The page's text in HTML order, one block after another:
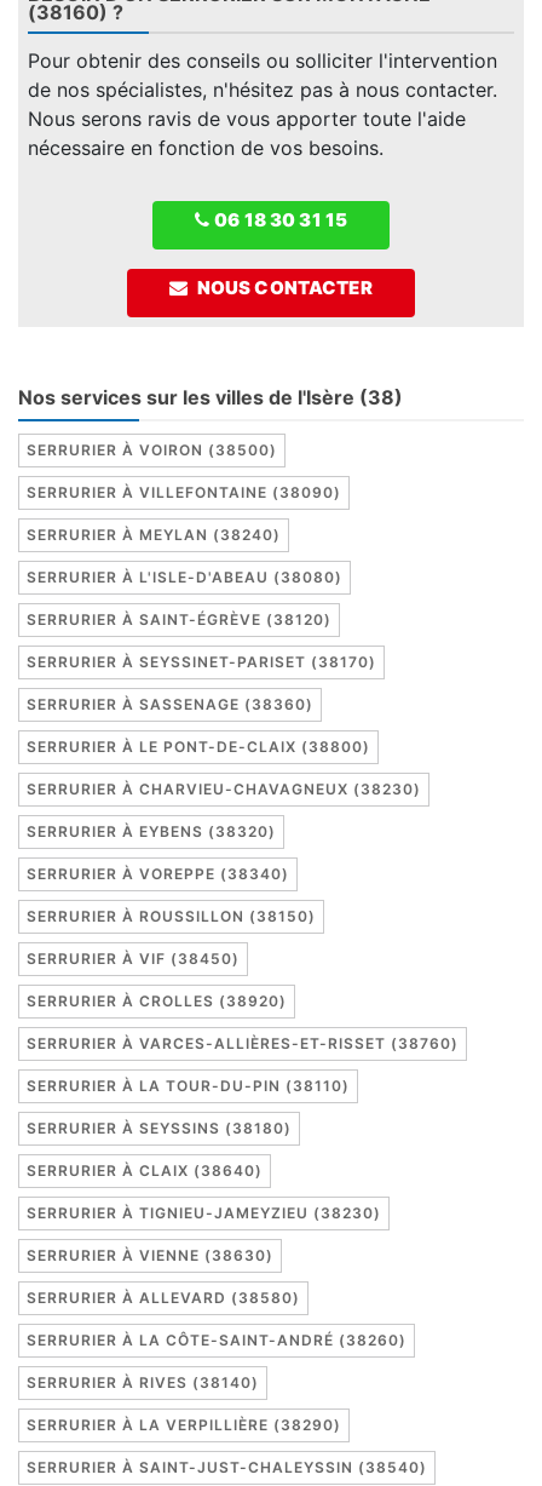
(38160) ?
Pour obtenir des conseils ou solliciter l'intervention
de nos spécialistes, n'hésitez pas à nous contacter.
Nous serons ravis de vous apporter toute l'aide
nécessaire en fonction de vos besoins.
06 18 30 31 15
NOUS CONTACTER
Nos services sur les villes de l'Isère (38)
SERRURIER À VOIRON (38500)
SERRURIER À VILLEFONTAINE (38090)
SERRURIER À MEYLAN (38240)
SERRURIER À L'ISLE-D'ABEAU (38080)
SERRURIER À SAINT-ÉGRÈVE (38120)
SERRURIER À SEYSSINET-PARISET (38170)
SERRURIER À SASSENAGE (38360)
SERRURIER À LE PONT-DE-CLAIX (38800)
SERRURIER À CHARVIEU-CHAVAGNEUX (38230)
SERRURIER À EYBENS (38320)
SERRURIER À VOREPPE (38340)
SERRURIER À ROUSSILLON (38150)
SERRURIER À VIF (38450)
SERRURIER À CROLLES (38920)
SERRURIER À VARCES-ALLIÈRES-ET-RISSET (38760)
SERRURIER À LA TOUR-DU-PIN (38110)
SERRURIER À SEYSSINS (38180)
SERRURIER À CLAIX (38640)
SERRURIER À TIGNIEU-JAMEYZIEU (38230)
SERRURIER À VIENNE (38630)
SERRURIER À ALLEVARD (38580)
SERRURIER À LA CÔTE-SAINT-ANDRÉ (38260)
SERRURIER À RIVES (38140)
SERRURIER À LA VERPILLIÈRE (38290)
SERRURIER À SAINT-JUST-CHALEYSSIN (38540)